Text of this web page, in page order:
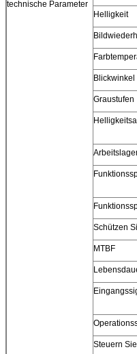
technische Parameter
Helligkeit
Blickwinkel
Graustufen
Schützen
MTBF
Steuern